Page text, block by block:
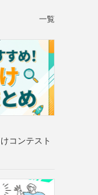
一覧
コンテスト